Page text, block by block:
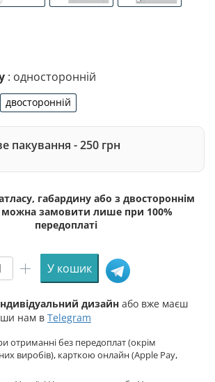
: односторонній
двосторонній
двосторонній
пакування - 250 грн
габардину або з двостороннім
замовити лише при 100%
передоплаті
Прапор
Вінниччини
У кошик
дизайн або вже маєш
нам в Telegram
отриманні без передоплат (окрім
виробів), карткою онлайн (Apple Pay,